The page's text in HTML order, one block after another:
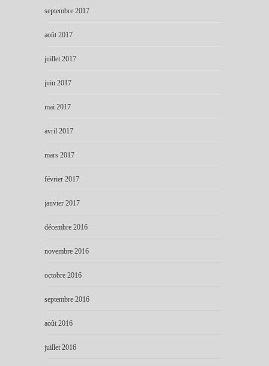
septembre 2017
août 2017
juillet 2017
juin 2017
mai 2017
avril 2017
mars 2017
février 2017
janvier 2017
décembre 2016
novembre 2016
octobre 2016
septembre 2016
août 2016
juillet 2016